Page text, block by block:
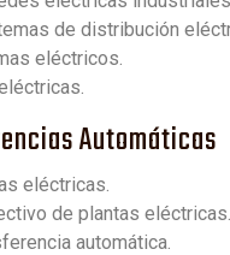
de distribución
eléctricos.
Automáticas
eléctricas.
de plantas eléctricas.
automática.